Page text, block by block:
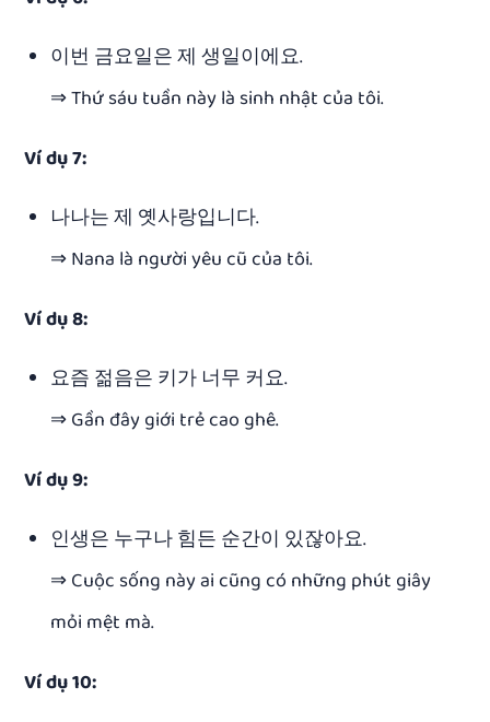
이번 금요일은 제 생일이에요.
⇒ Thứ sáu tuần này là sinh nhật của tôi.
Ví dụ 7:
나나는 제 옛사랑입니다.
⇒ Nana là người yêu cũ của tôi.
Ví dụ 8:
요즘 젊음은 키가 너무 커요.
⇒ Gần đây giới trẻ cao ghê.
Ví dụ 9:
인생은 누구나 힘든 순간이 있잖아요.
⇒ Cuộc sống này ai cũng có những phút giây
mỏi mệt mà.
Ví dụ 10: